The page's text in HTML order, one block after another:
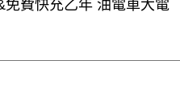
免費快充乙年 油電車大電